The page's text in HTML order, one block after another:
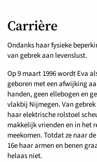
Carrière
Ondanks haar fysieke
van gebrek aan levenslust.
Op 9 maart 1996 wordt Eva
geboren met een afwijking
handen, geen ellebogen en
vlakbij Nijmegen. Van
haar elektrische rolstoel
makkelijk vrienden en in het
meekomen. Totdat ze naar
16e haar armen en benen
helaas niet.